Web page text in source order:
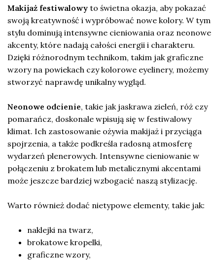
Makijaż festiwalowy to świetna okazja, aby pokazać
swoją kreatywność i wypróbować nowe kolory. W tym
stylu dominują intensywne cieniowania oraz neonowe
akcenty, które nadają całości energii i charakteru.
Dzięki różnorodnym technikom, takim jak graficzne
wzory na powiekach czy kolorowe eyelinery, możemy
stworzyć naprawdę unikalny wygląd.
Neonowe odcienie, takie jak jaskrawa zieleń, róż czy
pomarańcz, doskonale wpisują się w festiwalowy
klimat. Ich zastosowanie ożywia makijaż i przyciąga
spojrzenia, a także podkreśla radosną atmosferę
wydarzeń plenerowych. Intensywne cieniowanie w
połączeniu z brokatem lub metalicznymi akcentami
może jeszcze bardziej wzbogacić naszą stylizację.
Warto również dodać nietypowe elementy, takie jak:
naklejki na twarz,
brokatowe kropelki,
graficzne wzory,